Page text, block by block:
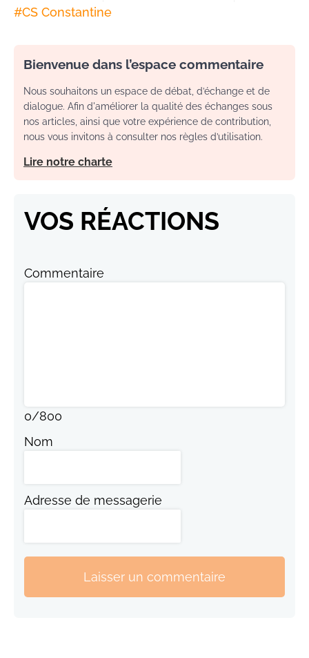
#CS Constantine
Bienvenue dans l’espace commentaire
Nous souhaitons un espace de débat, d’échange et de
dialogue. Afin d'améliorer la qualité des échanges sous
nos articles, ainsi que votre expérience de contribution,
nous vous invitons à consulter nos règles d’utilisation.
Lire notre charte
VOS RÉACTIONS
Commentaire
0/800
Nom
Adresse de messagerie
Laisser un commentaire